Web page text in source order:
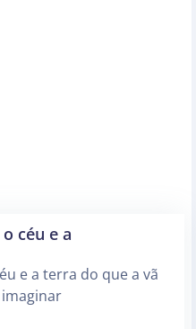
céu e a
e a terra do que a vã